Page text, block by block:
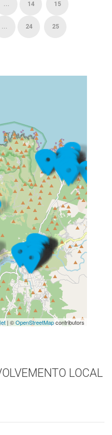
... 14 15
... 24 25
| ©OpenStreetMapcontributors
LOCAL